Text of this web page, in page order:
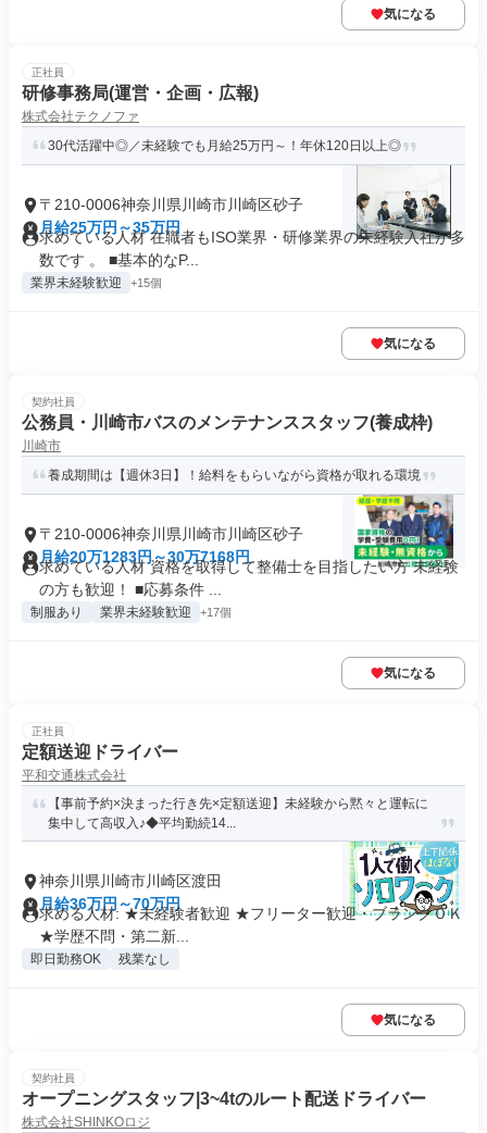
気になる
正社員
研修事務局(運営・企画・広報)
株式会社テクノファ
30代活躍中◎／未経験でも月給25万円～！年休120日以上◎
〒210-0006神奈川県川崎市川崎区砂子
月給25万円～35万円
求めている人材 在職者もISO業界・研修業界の未経験入社が多
数です 。 ■基本的なP...
業界未経験歓迎 +15個
気になる
契約社員
公務員・川崎市バスのメンテナンススタッフ(養成枠)
川崎市
養成期間は【週休3日】！給料をもらいながら資格が取れる環境
〒210-0006神奈川県川崎市川崎区砂子
月給20万1283円～30万7168円
求めている人材 資格を取得して整備士を目指したい方 未経験
の方も歓迎！ ■応募条件 ...
制服あり 業界未経験歓迎 +17個
気になる
正社員
定額送迎ドライバー
平和交通株式会社
【事前予約×決まった行き先×定額送迎】未経験から黙々と運転に
集中して高収入♪◆平均勤続14...
神奈川県川崎市川崎区渡田
月給36万円～70万円
求める人材: ★未経験者歓迎 ★フリーター歓迎・ブランクＯＫ
★学歴不問・第二新...
即日勤務OK 残業なし
気になる
契約社員
オープニングスタッフ|3~4tのルート配送ドライバー
株式会社SHINKOロジ